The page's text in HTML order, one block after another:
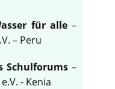
für alle–
– Peru
Schulforums –
- Kenia